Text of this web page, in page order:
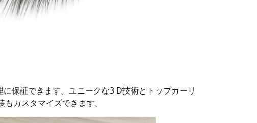
保証できます。ユニークな3 D技術とトップカーリ
カスタマイズできます。